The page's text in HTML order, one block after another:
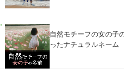
自然モチーフの女の子
ったナチュラルネーム